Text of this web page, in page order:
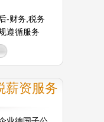
-财务,税务
遵循服务
薪资服务